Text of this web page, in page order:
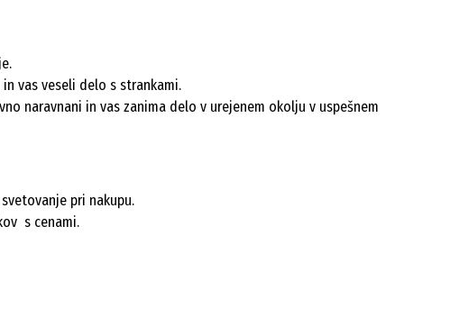
vas veseli delo s strankami.
naravnani in vas zanima delo v urejenem okolju v uspešnem
pri nakupu.
s cenami.